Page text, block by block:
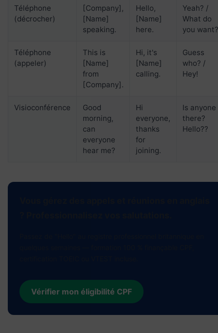
Téléphone
(décrocher)
[Company],
[Name]
speaking.
Hello,
[Name]
here.
Yeah? /
What do
you want?
Téléphone
(appeler)
This is
[Name]
from
[Company].
Hi, it's
[Name]
calling.
Guess
who? /
Hey!
Visioconférence
Good
morning,
can
everyone
hear me?
Hi
everyone,
thanks
for
joining.
Is anyone
there?
Hello??
Vérifier mon éligibilité CPF